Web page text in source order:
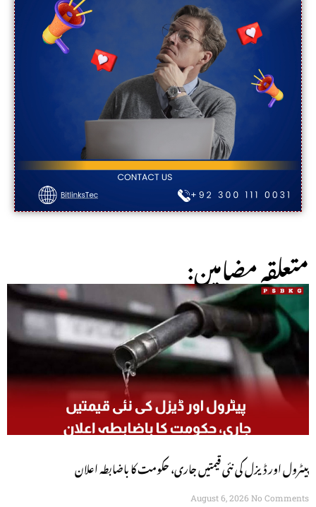
:متعلقہ مضامین
پیٹرول اور ڈیزل کی نئی قیمتیں جاری، حکومت کا باضابطہ اعلان
August 6, 2026 No Comments